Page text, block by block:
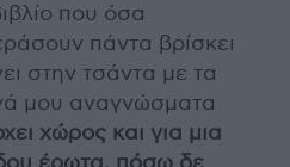
που όσα
πάντα βρίσκει
στην τσάντα με τα
μου αναγνώσματα
χώρος και για μια